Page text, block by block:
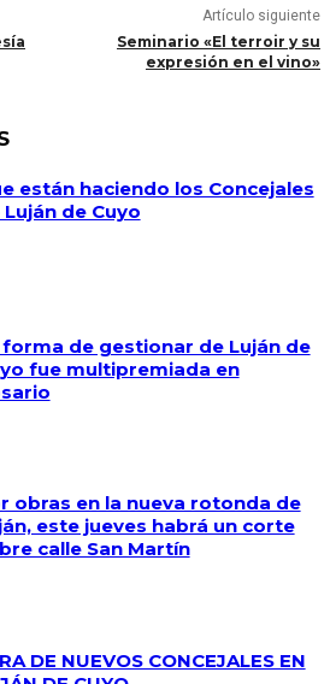
Artículo siguiente
Seminario «El terroir y su
expresión en el vino»
están haciendo los Concejales
Luján de Cuyo
forma de gestionar de Luján de
fue multipremiada en
obras en la nueva rotonda de
este jueves habrá un corte
calle San Martín
DE NUEVOS CONCEJALES EN